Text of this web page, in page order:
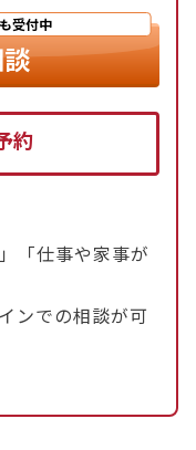
を目安に決めるの
主張しても、安
育費は子どもの将
すことが大切
書を作成すれば、
判を経ずとも給
続が可能となり
婚した場合に
受付中
約
「仕事や家事が
ンでの相談が可